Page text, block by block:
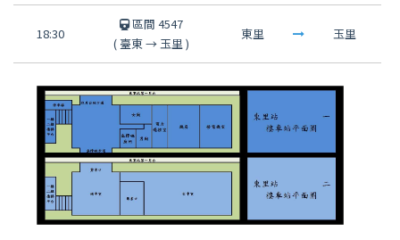
18:30
區間 4547
(臺東→玉里)
東里 玉里